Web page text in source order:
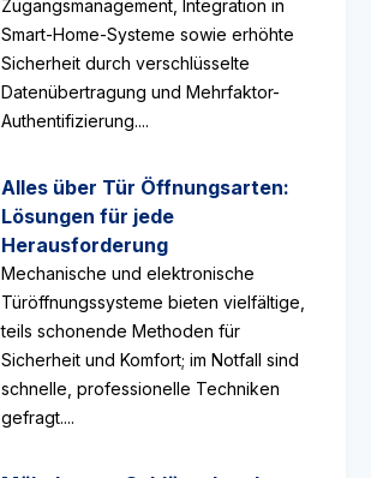
Zugangsmanagement, Integration in
Smart-Home-Systeme sowie erhöhte
Sicherheit durch verschlüsselte
Datenübertragung und Mehrfaktor-
Authentifizierung....
Alles über Tür Öffnungsarten:
Lösungen für jede
Herausforderung
Mechanische und elektronische
Türöffnungssysteme bieten vielfältige,
teils schonende Methoden für
Sicherheit und Komfort; im Notfall sind
schnelle, professionelle Techniken
gefragt....